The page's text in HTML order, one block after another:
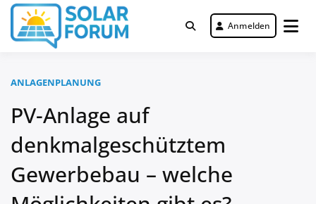
Zum
Inhalt
springen
Solar Forum
Deutschlandweit Nr. 1 Forum für
gewerbliche Solar Investments
Anmelden
ANLAGENPLANUNG
PV-Anlage auf
denkmalgeschütztem
Gewerbebau – welche